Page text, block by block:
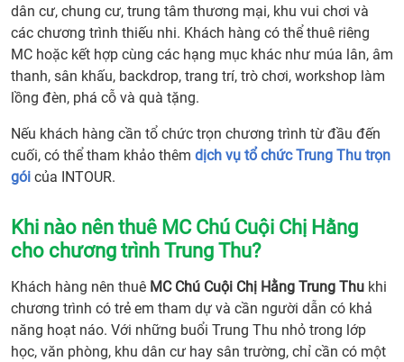
dân cư, chung cư, trung tâm thương mại, khu vui chơi và
các chương trình thiếu nhi. Khách hàng có thể thuê riêng
MC hoặc kết hợp cùng các hạng mục khác như múa lân, âm
thanh, sân khấu, backdrop, trang trí, trò chơi, workshop làm
lồng đèn, phá cỗ và quà tặng.
Nếu khách hàng cần tổ chức trọn chương trình từ đầu đến
cuối, có thể tham khảo thêm dịch vụ tổ chức Trung Thu trọn
gói của INTOUR.
Khi nào nên thuê MC Chú Cuội Chị Hằng
cho chương trình Trung Thu?
Khách hàng nên thuê MC Chú Cuội Chị Hằng Trung Thu khi
chương trình có trẻ em tham dự và cần người dẫn có khả
năng hoạt náo. Với những buổi Trung Thu nhỏ trong lớp
học, văn phòng, khu dân cư hay sân trường, chỉ cần có một